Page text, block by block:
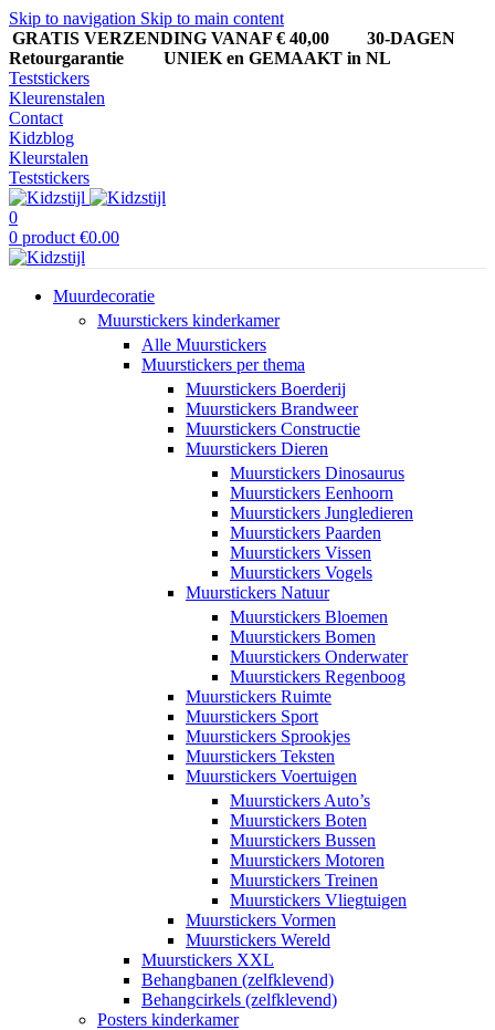
Skip to navigation Skip to main content
GRATIS VERZENDING VANAF € 40,00
30-DAGEN
Retourgarantie UNIEK en GEMAAKT in NL
Teststickers
Kleurenstalen
Contact
Kidzblog
Kleurstalen
Teststickers
0
0 product €0.00
Muurdecoratie
Muurstickers kinderkamer
Alle Muurstickers
Muurstickers per thema
Muurstickers Boerderij
Muurstickers Brandweer
Muurstickers Constructie
Muurstickers Dieren
Muurstickers Dinosaurus
Muurstickers Eenhoorn
Muurstickers Jungledieren
Muurstickers Paarden
Muurstickers Vissen
Muurstickers Vogels
Muurstickers Natuur
Muurstickers Bloemen
Muurstickers Bomen
Muurstickers Onderwater
Muurstickers Regenboog
Muurstickers Ruimte
Muurstickers Sport
Muurstickers Sprookjes
Muurstickers Teksten
Muurstickers Voertuigen
Muurstickers Auto’s
Muurstickers Boten
Muurstickers Bussen
Muurstickers Motoren
Muurstickers Treinen
Muurstickers Vliegtuigen
Muurstickers Vormen
Muurstickers Wereld
Muurstickers XXL
Behangbanen (zelfklevend)
Behangcirkels (zelfklevend)
Posters kinderkamer